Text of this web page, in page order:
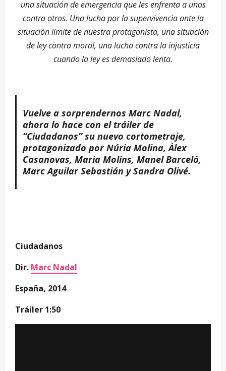
una situación de emergencia que les enfrenta a unos
contra otros. Una lucha por la supervivencia ante la
situación límite de nuestra protagonista, una situación
de ley contra moral, una lucha contra la injusticia
cuando la ley es demasiado lenta.
Vuelve a sorprendernos Marc Nadal,
ahora lo hace con el tráiler de
“Ciudadanos” su nuevo cortometraje,
protagonizado por Núria Molina, Àlex
Casanovas, Maria Molins, Manel Barceló,
Marc Aguilar Sebastián y Sandra Olivé.
Ciudadanos
Dir. Marc Nadal
España, 2014
Tráiler 1:50